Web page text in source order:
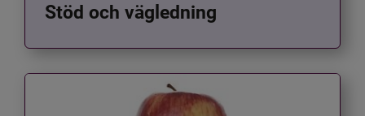
Stöd och vägledning